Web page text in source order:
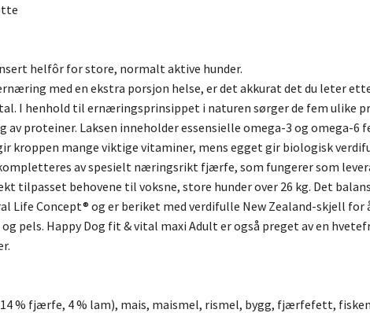
helfôr for store, normalt aktive hunder.
med en ekstra porsjon helse, er det akkurat det du leter
I henhold til ernæringsprinsippet i naturen sørger de fem ulike
proteiner. Laksen inneholder essensielle omega-3 og omega-6
kroppen mange viktige vitaminer, mens egget gir biologisk
av spesielt næringsrikt fjærfe, som fungerer som
tilpasset behovene til voksne, store hunder over 26 kg. Det
Life Concept® og er beriket med verdifulle New Zealand-skjell
pels. Happy Dog fit & vital maxi Adult er også preget av en
% fjærfe, 4 % lam), mais, maismel, rismel, bygg, fjærfefett,